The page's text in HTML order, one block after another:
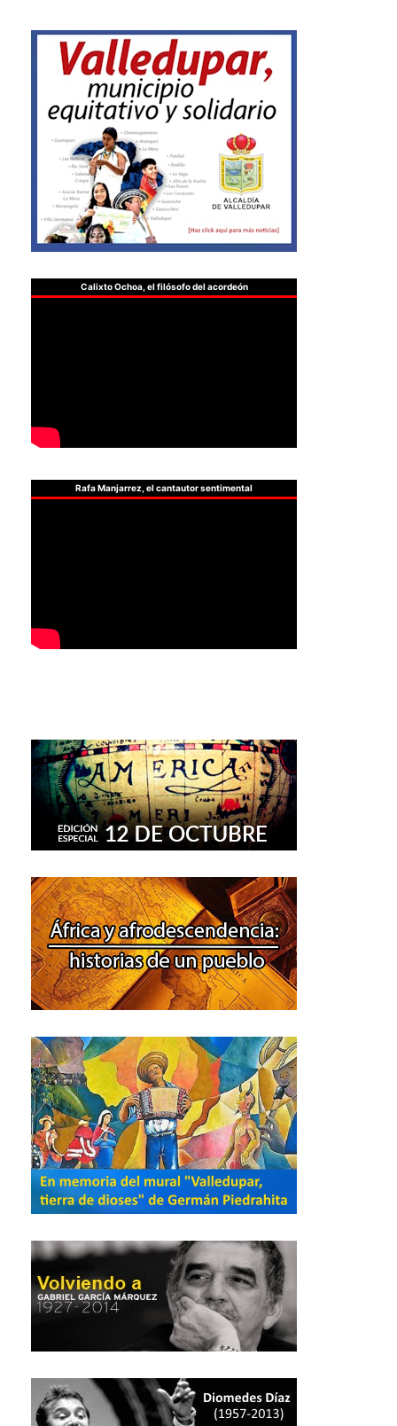
Calixto Ochoa, el filósofo del acordeón
Rafa Manjarrez, el cantautor sentimental